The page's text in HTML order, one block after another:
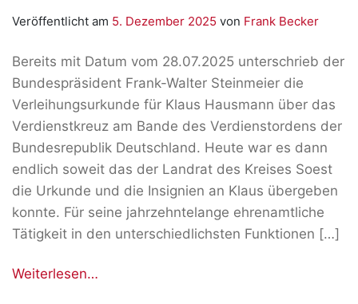
Veröffentlicht am 5. Dezember 2025 von Frank Becker
Bereits mit Datum vom 28.07.2025 unterschrieb der
Bundespräsident Frank-Walter Steinmeier die
Verleihungsurkunde für Klaus Hausmann über das
Verdienstkreuz am Bande des Verdienstordens der
Bundesrepublik Deutschland. Heute war es dann
endlich soweit das der Landrat des Kreises Soest
die Urkunde und die Insignien an Klaus übergeben
konnte. Für seine jahrzehntelange ehrenamtliche
Tätigkeit in den unterschiedlichsten Funktionen […]
Weiterlesen…